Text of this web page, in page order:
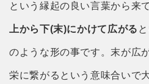
という縁起の良い言葉から来
上から下(末)にかけて広がる
のような形の事です。末が広
栄に繋がるという意味合いで